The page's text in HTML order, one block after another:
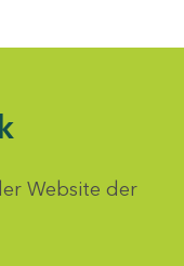
Website der